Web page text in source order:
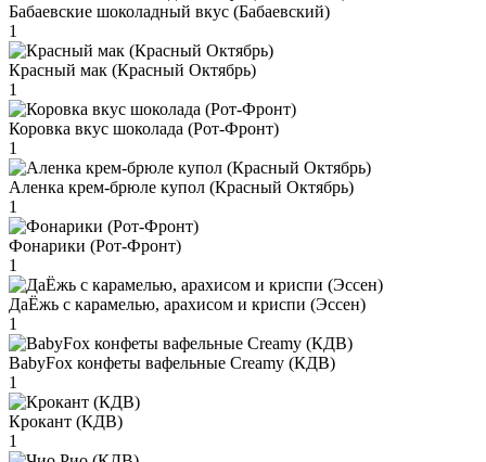
Бабаевские шоколадный вкус (Бабаевский)
1
Красный мак (Красный Октябрь)
1
Коровка вкус шоколада (Рот-Фронт)
1
Аленка крем-брюле купол (Красный Октябрь)
1
Фонарики (Рот-Фронт)
1
ДаЁжь с карамелью, арахисом и криспи (Эссен)
1
BabyFox конфеты вафельные Creamy (КДВ)
1
Крокант (КДВ)
1